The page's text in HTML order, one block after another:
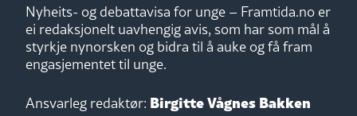
Nyheits- og debattavisa for unge – Framtida.no er
ei redaksjonelt uavhengig avis, som har som mål å
styrkje nynorsken og bidra til å auke og få fram
engasjementet til unge.
Ansvarleg redaktør: Birgitte Vågnes Bakken